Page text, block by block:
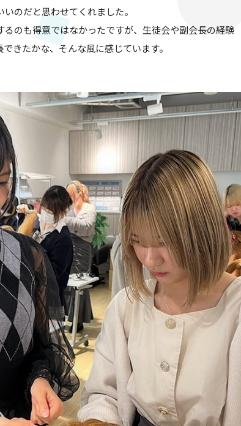
のだと思わせてくれました。
るのも得意ではなかったですが、生徒会や副会長の経験
きたかな、そんな風に感じています。